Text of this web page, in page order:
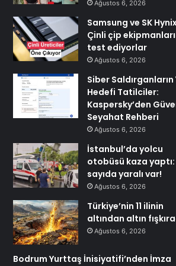
Ağustos 6, 2026
Samsung ve SK
Çinli çip
test ediyorlar
Ağustos 6, 2026
Siber Saldırganların
Hedefi Tatilciler:
Kaspersky’den
Seyahat Rehberi
Ağustos 6, 2026
İstanbul’da yolcu
otobüsü kaza
sayıda yaralı var!
Ağustos 6, 2026
Türkiye’nin 11 ilinin
altından altın
Ağustos 6, 2026
Bodrum Yurttaş İnisiyatifi’nden İmza